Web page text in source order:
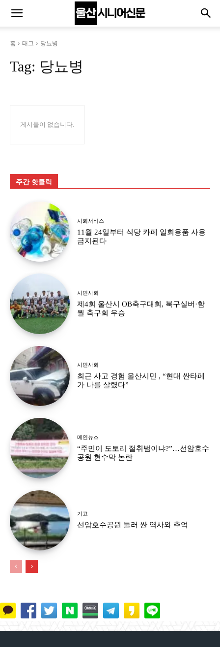
홈 태그 당뇨병
Tag: 당뇨병
게시물이 없습니다.
주간 핫클릭
사회서비스
11월 24일부터 식당 카페 일회용품 사용
금지된다
시민사회
제4회 울산시 OB축구대회, 북구실버·함
월 축구회 우승
시민사회
최근 사고 경험 울산시민 , “현대 싼타페
가 나를 살렸다”
메인뉴스
“주민이 도토리 절취범이냐?”…선암호수
공원 현수막 논란
기고
선암호수공원 둘러 싼 역사와 추억